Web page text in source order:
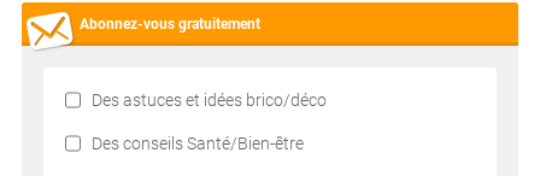
Abonnez-vous gratuitement
Des astuces et idées brico/déco
Des conseils Santé/Bien-être